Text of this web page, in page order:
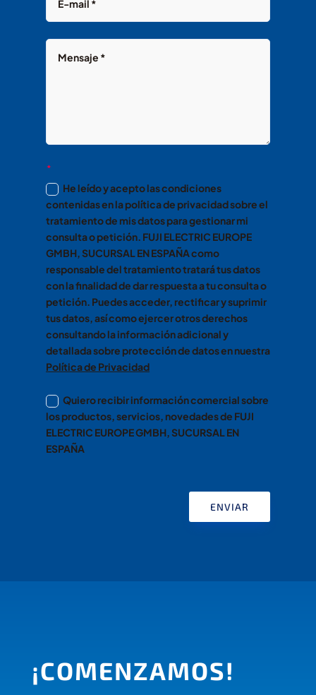
He leído y acepto las condiciones
contenidas en la política de privacidad sobre el
tratamiento de mis datos para gestionar mi
consulta o petición. FUJI ELECTRIC EUROPE
GMBH, SUCURSAL EN ESPAÑA como
responsable del tratamiento tratará tus datos
con la finalidad de dar respuesta a tu consulta o
petición. Puedes acceder, rectificar y suprimir
tus datos, así como ejercer otros derechos
consultando la información adicional y
detallada sobre protección de datos en nuestra
Política de Privacidad
Quiero recibir información comercial sobre
los productos, servicios, novedades de FUJI
ELECTRIC EUROPE GMBH, SUCURSAL EN
ESPAÑA
ENVIAR
¡COMENZAMOS!